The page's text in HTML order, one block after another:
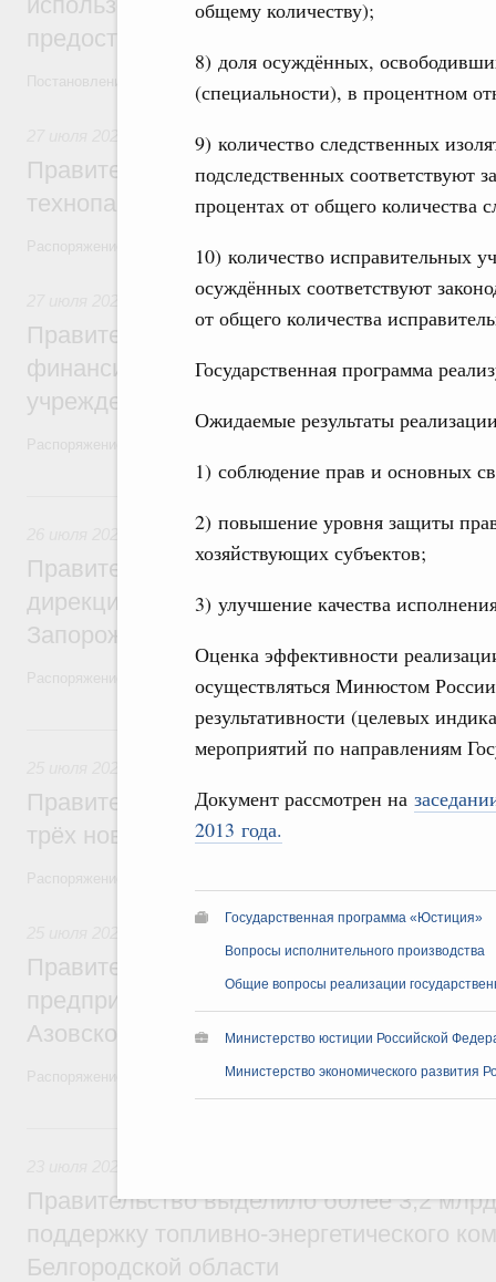
общему количеству);
8) доля осуждённых,
(специальности), в процентном
9) количество следственных
подследственных соответствуют
процентах от общего количества
10) количество исправительных
осуждённых соответствуют
от общего количества
Государственная программа
Ожидаемые результаты
1) соблюдение прав и основных
2) повышение уровня защиты
хозяйствующих субъектов;
3) улучшение качества
Оценка эффективности
осуществляться Минюстом
результативности (целевых
мероприятий по направлениям
Документ рассмотрен на
2013 года.
Государственная программа «Юстиция»
Вопросы исполнительного производства
Общие вопросы реализации
Министерство юстиции Российской
Министерство экономического развития
предоставления отдельных мер
Инструменты развития территорий. ОЭЗ.
Правительство направит
технопарка в Нижегородской области
Распоряжение от 18 июля 2026 года №1889-р
Организация системы здравоохранения.
Правительство направит ряду регионов
финансирование на строительство и
учреждений
Охрана природы. Заповедники, национальные
Правительство утвердило
дирекции особо охраняемых природных
Запорожской области
25 июля, суббота
Правительство выделило
трёх новых центров протезирования и
Правительство направит
предприятий рыбохозяйственного
Азовском морях
Распоряжение от 24 июля 2026 года №1952-р
Правительство выделило более 3,2
поддержку топливно-энергетического
Белгородской области